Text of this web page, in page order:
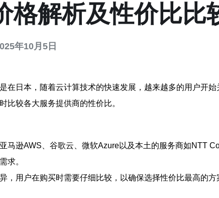
格解析及性价比比
年10月5日
在日本，随着云计算技术的快速发展，越来越多的用户开始
比较各大服务提供商的性价比。
逊AWS、谷歌云、微软Azure以及本土的服务商如NTT
求。
用户在购买时需要仔细比较，以确保选择性价比最高的方